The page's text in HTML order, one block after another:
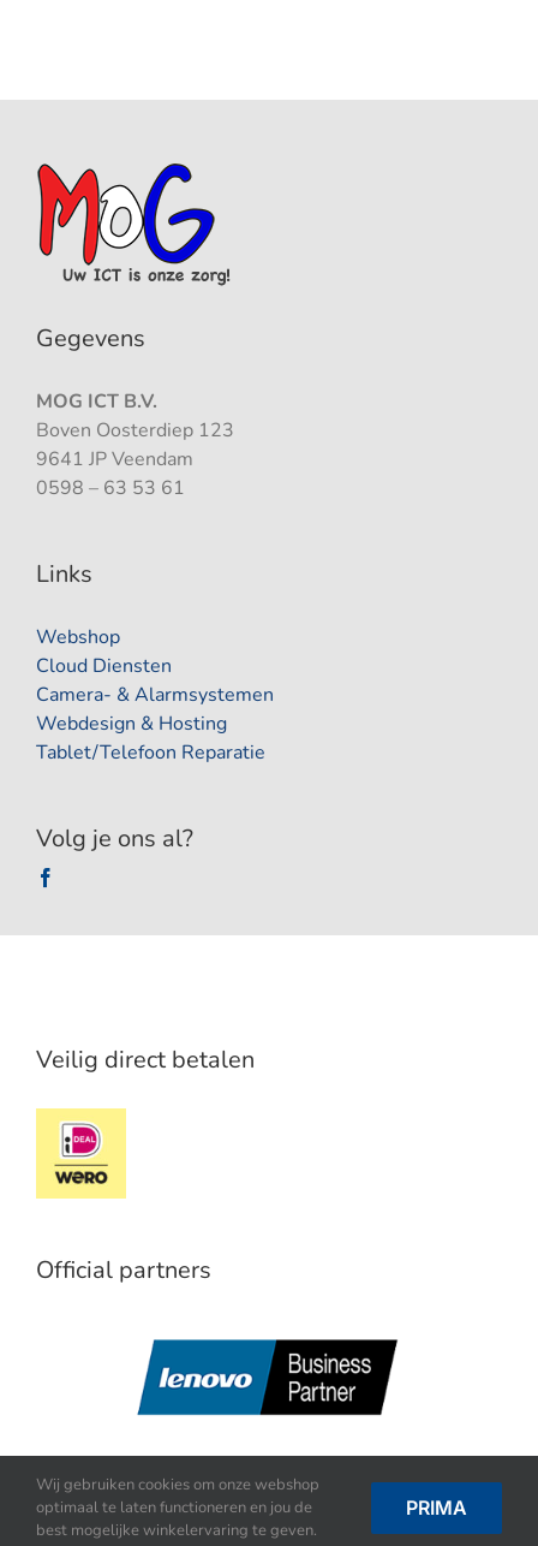
Gegevens
MOG ICT B.V.
Boven Oosterdiep 123
9641 JP Veendam
0598 – 63 53 61
Links
Webshop
Cloud Diensten
Camera- & Alarmsystemen
Webdesign & Hosting
Tablet/Telefoon Reparatie
Volg je ons al?
Veilig direct betalen
Official partners
Wij gebruiken cookies om onze webshop
optimaal te laten functioneren en jou de
best mogelijke winkelervaring te geven.
PRIMA